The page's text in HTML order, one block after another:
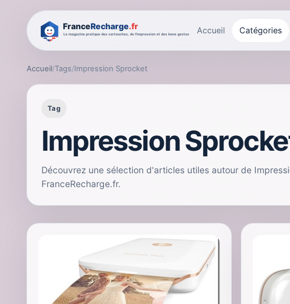
Accueil Catégories
Accueil/Tags/Impression Sprocket
Tag
Impression
Découvrez une sélection d'articles utiles autour de
FranceRecharge.fr.